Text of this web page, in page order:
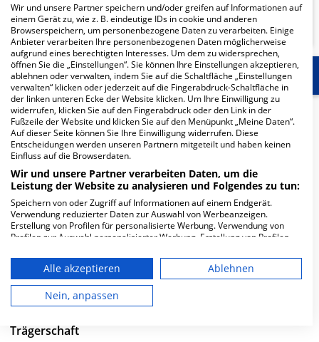
KLINIKEN FINDEN
Start Für die Klinik Weitere Fachabteilungen
Herzlich Willkommen
Ortenau Klinikum Offenburg-Kehl Standort Ebertplatz in
der Ebertplatz 12 ist ein großes Krankenhaus in
Offenburg. Mit einer Kapazität von 638 Betten werden in
den spezialisierten Fachabteilungen pro Jahr etwa
28.926 medizinische Fälle behandelt und therapiert.
Besuchszeiten
0 bis 23 Uhr
Trägerschaft
Wir und unsere Partner speichern und/oder greifen auf Informationen auf
einem Gerät zu, wie z. B. eindeutige IDs in cookie und anderen
Browserspeichern, um personenbezogene Daten zu verarbeiten. Einige
Anbieter verarbeiten Ihre personenbezogenen Daten möglicherweise
aufgrund eines berechtigten Interesses. Um dem zu widersprechen,
öffnen Sie die „Einstellungen“. Sie können Ihre Einstellungen akzeptieren,
ablehnen oder verwalten, indem Sie auf die Schaltfläche „Einstellungen
verwalten“ klicken oder jederzeit auf die Fingerabdruck-Schaltfläche in
der linken unteren Ecke der Website klicken. Um Ihre Einwilligung zu
widerrufen, klicken Sie auf den Fingerabdruck oder den Link in der
Fußzeile der Website und klicken Sie auf den Menüpunkt „Meine Daten“.
Auf dieser Seite können Sie Ihre Einwilligung widerrufen. Diese
Entscheidungen werden unseren Partnern mitgeteilt und haben keinen
Einfluss auf die Browserdaten.
Wir und unsere Partner verarbeiten Daten, um die
Leistung der Website zu analysieren und Folgendes zu tun:
Speichern von oder Zugriff auf Informationen auf einem Endgerät.
Verwendung reduzierter Daten zur Auswahl von Werbeanzeigen.
Erstellung von Profilen für personalisierte Werbung. Verwendung von
Profilen zur Auswahl personalisierter Werbung. Erstellung von Profilen
personalisierter Inhalte. Messung der Werbeleistung. Messung der
Performance von Inhalten. Analyse von Zielgruppen durch Statistiken
oder Kombinationen von Daten aus verschiedenen Quellen. Entwicklung
und Verbesserung der Angebote. Verwendung reduzierter Daten zur
Auswahl von Inhalten.
die USA gesendet werden.
Alle akzeptieren
Ablehnen
Nein, anpassen